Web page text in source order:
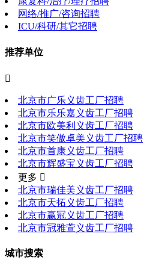
网络/推广/咨询招聘
ICU/科研/其它招聘
推荐单位

北京市广乐义齿工厂招聘
北京市乐乐嘉义齿工厂招聘
北京市欧美利义齿工厂招聘
北京市笑傲卓美义齿工厂招聘
北京市首康义齿工厂招聘
北京市辉盛宝义齿工厂招聘
更多 
北京市瑞佳美义齿工厂招聘
北京市天拓义齿工厂招聘
北京市赢冠义齿工厂招聘
北京市冠雅萱义齿工厂招聘
城市搜索